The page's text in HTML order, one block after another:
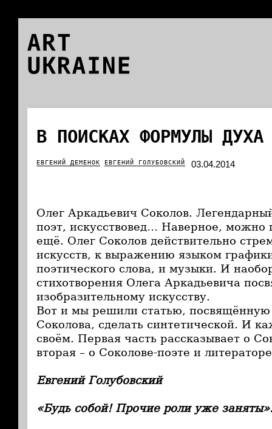
ART
UKRAINE
В ПОИСКАХ ФОРМУЛЫ ДУХА
ЕВГЕНИЙ ДЕМЕНОК ЕВГЕНИЙ ГОЛУБОВСКИЙ 03.04.2014
Олег Аркадьевич Соколов.
поэт, искусствовед… Наверное, можно
ещё. Олег Соколов действительно
искусств, к выражению языком
поэтического слова, и музыки. И
стихотворения Олега Аркадьевича
изобразительному искусству.
Вот и мы решили статью, посвящённую
Соколова, сделать синтетической. И
своём. Первая часть рассказывает о
вторая – о Соколове-поэте и
Евгений Голубовский
«Будь собой! Прочие роли уже